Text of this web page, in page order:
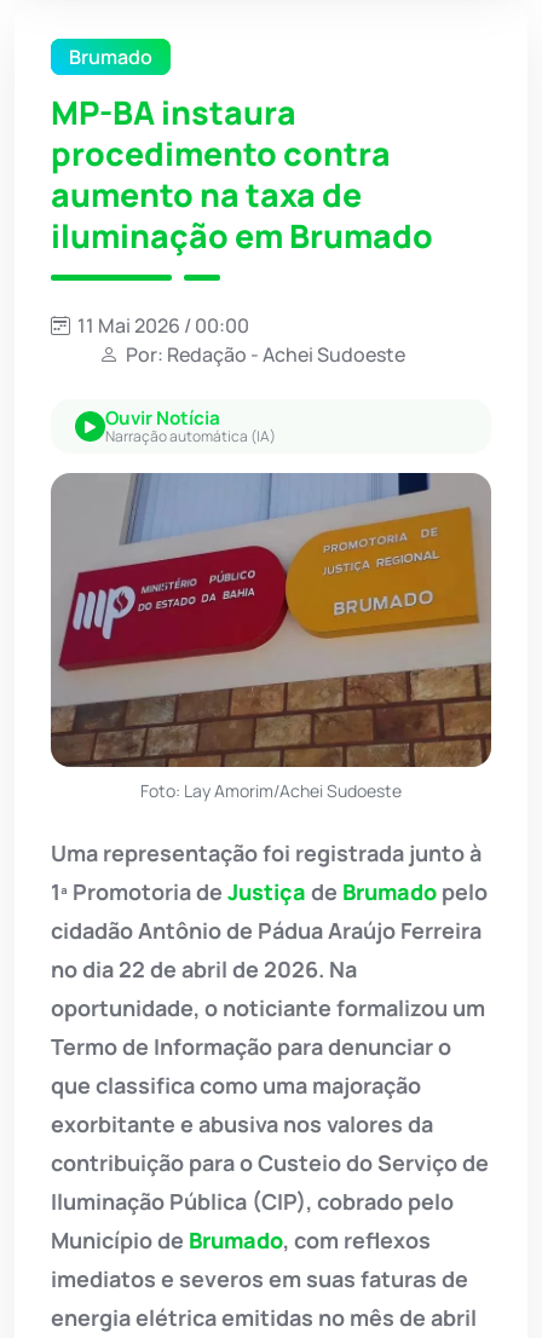
Brumado
MP-BA instaura
procedimento contra
aumento na taxa de
iluminação em Brumado
11 Mai 2026 / 00:00
Por: Redação - Achei Sudoeste
Ouvir Notícia
Narração automática (IA)
Foto: Lay Amorim/Achei Sudoeste
Uma representação foi registrada junto à
1ª Promotoria de Justiça de Brumado pelo
cidadão Antônio de Pádua Araújo Ferreira
no dia 22 de abril de 2026. Na
oportunidade, o noticiante formalizou um
Termo de Informação para denunciar o
que classifica como uma majoração
exorbitante e abusiva nos valores da
contribuição para o Custeio do Serviço de
Iluminação Pública (CIP), cobrado pelo
Município de Brumado, com reflexos
imediatos e severos em suas faturas de
energia elétrica emitidas no mês de abril